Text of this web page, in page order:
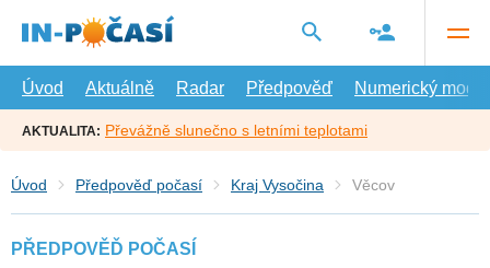
hlavní
Úvod
Aktuálně Radar Předpověď Numerický model
AKTUALITA: Převážně slunečno s letními teplotami
Úvod Předpověď počasí Kraj Vysočina Věcov
PŘEDPOVĚĎ POČASÍ